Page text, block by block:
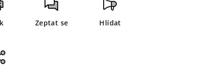
Zeptat se Hlídat